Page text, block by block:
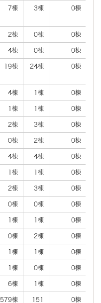
7棟 3棟 0棟
2棟 0棟 0棟
4棟 0棟 0棟
19棟 24棟 0棟
4棟 1棟 0棟
1棟 1棟 0棟
2棟 3棟 0棟
0棟 2棟 0棟
4棟 4棟 0棟
1棟 1棟 0棟
2棟 3棟 0棟
0棟 0棟 0棟
1棟 1棟 0棟
0棟 2棟 0棟
1棟 1棟 0棟
1棟 0棟 0棟
6棟 1棟 0棟
579棟
151
0棟